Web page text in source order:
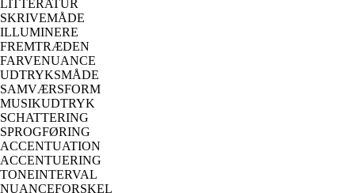
LITTERATUR
SKRIVEMÅDE
ILLUMINERE
FREMTRÆDEN
FARVENUANCE
UDTRYKSMÅDE
SAMVÆRSFORM
MUSIKUDTRYK
SCHATTERING
SPROGFØRING
ACCENTUATION
ACCENTUERING
TONEINTERVAL
NUANCEFORSKEL